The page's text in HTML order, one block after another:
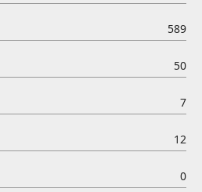
589
50
7
12
0